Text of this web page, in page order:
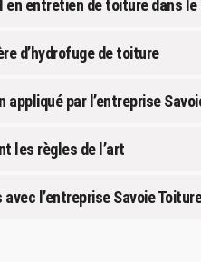
en entretien de toiture dans le
d’hydrofuge de toiture
par l’entreprise
les règles de l’art
l’entreprise Savoie